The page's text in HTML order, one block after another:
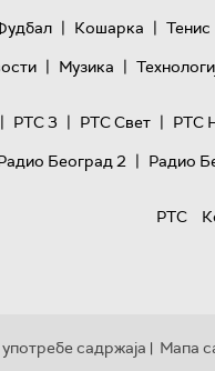
| Кошарка | Тенис
| Музика |
| РТС 3 | РТС Свет | РТС
Београд 2 | Радио
РТС
садржаја | Мапа